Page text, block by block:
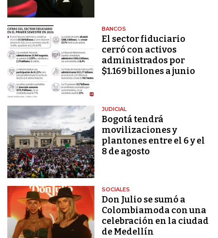
BANCOS
El sector fiduciario
cerró con activos
administrados por
$1.169 billones a junio
JUDICIAL
Bogotá tendrá
movilizaciones y
plantones entre el 6 y el
8 de agosto
SOCIALES
Don Julio se sumó a
Colombiamoda con una
celebración en la ciudad
de Medellín